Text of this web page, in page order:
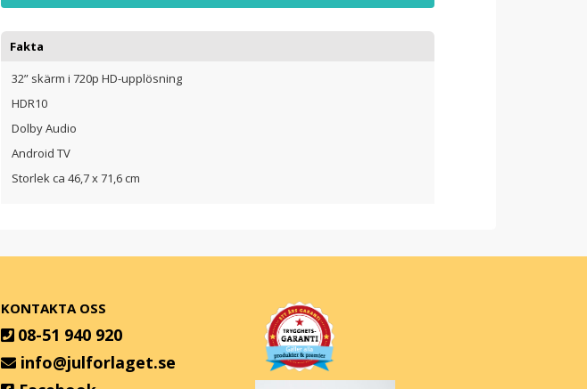
Fakta
32” skärm i 720p HD-upplösning
HDR10
Dolby Audio
Android TV
Storlek ca 46,7 x 71,6 cm
KONTAKTA OSS
08-51 940 920
info@julforlaget.se